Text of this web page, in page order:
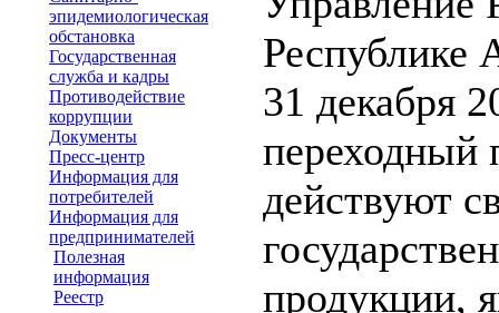
эпидемиологическая
обстановка
Государственная
служба и кадры
Противодействие
коррупции
Документы
Пресс-центр
Информация для
потребителей
Информация для
предпринимателей
Полезная
информация
Реестр
Республике
31 декабря
переходный
действуют
продукции,